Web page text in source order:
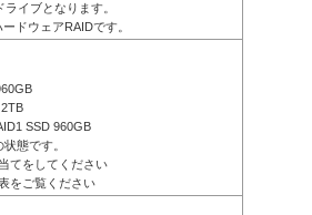
イブとなります。
ドウェアRAIDです。
SSD 960GB
態です。
てをしてください
をご覧ください